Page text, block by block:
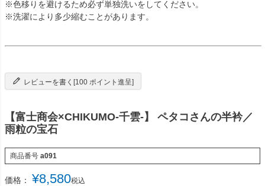
※色移りを避けるため必ず単独洗いをしてください。
※洗濯により多少縮むことがあります。
レビューを書く[100 ポイント進呈]
【富士商会×CHIKUMO-千雲-】 ペタコさんの半衿／
雨粒の宝石
商品番号 a091
価格： ¥8,580税込